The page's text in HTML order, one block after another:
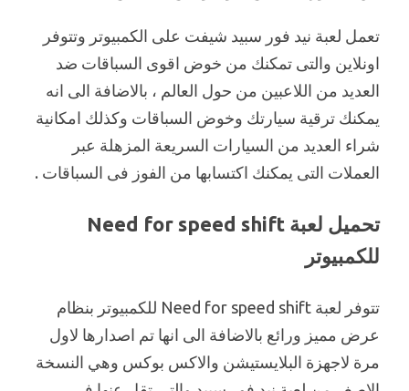
تعمل لعبة نيد فور سبيد شيفت على الكمبيوتر وتتوفر
اونلاين والتى تمكنك من خوض اقوى السباقات ضد
العديد من اللاعبين من حول العالم ، بالاضافة الى انه
يمكنك ترقية سيارتك وخوض السباقات وكذلك امكانية
شراء العديد من السيارات السريعة المزهلة عبر
العملات التى يمكنك اكتسابها من الفوز فى السباقات .
تحميل لعبة Need for speed shift
للكمبيوتر
تتوفر لعبة Need for speed shift للكمبيوتر بنظام
عرض مميز ورائع بالاضافة الى انها تم اصدارها لاول
مرة لاجهزة البلايستيشن والاكس بوكس وهي النسخة